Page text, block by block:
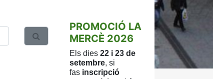
PROMOCIÓ LA
MERCÈ 2026
Els dies 22 i 23 de
setembre, si
fas inscripció